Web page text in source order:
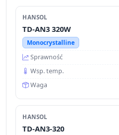
HANSOL
TD-AN3 320W
Monocrystalline
Sprawność
Wsp. temp.
Waga
HANSOL
TD-AN3-320